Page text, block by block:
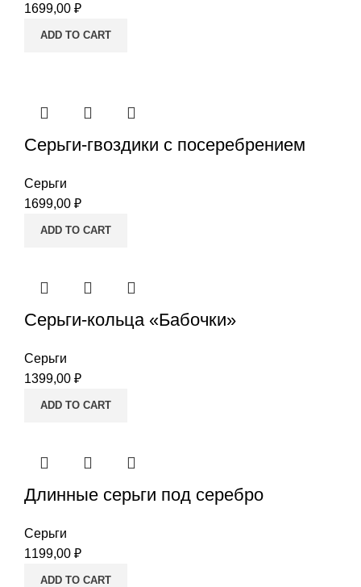
1699,00 ₽
ADD TO CART
Серьги-гвоздики c посеребрением
Серьги
1699,00 ₽
ADD TO CART
Серьги-кольца «Бабочки»
Серьги
1399,00 ₽
ADD TO CART
Длинные серьги под серебро
Серьги
1199,00 ₽
ADD TO CART